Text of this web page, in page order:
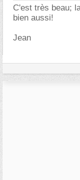
C'est très beau;
bien aussi!
Jean